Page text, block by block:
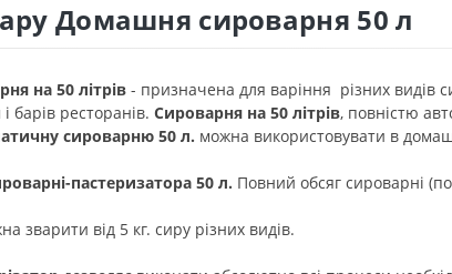
Домашня сироварня 50 л
на 50 літрів - призначена для варіння різних видів
барів ресторанів. Сироварня на 50 літрів, повністю
сироварню 50 л. можна використовувати в
пастеризатора 50 л. Повний обсяг сироварні
зварити від 5 кг. сиру різних видів.